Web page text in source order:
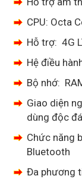
CPU: Octa
Hỗ trợ: 4G
Hệ điều
Bộ nhớ:
Giao diện
dùng độc
Chức năng
Bluetooth
Đa ​​phương